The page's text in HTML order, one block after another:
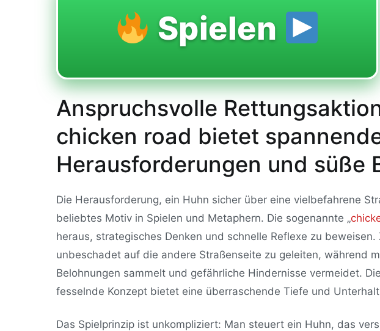
Spielen
Anspruchsvolle
chicken road bietet
Herausforderungen und süße
Die Herausforderung, ein Huhn sicher über eine vielbefahrene
beliebtes Motiv in Spielen und Metaphern. Die sogenannte „
heraus, strategisches Denken und schnelle Reflexe zu
unbeschadet auf die andere Straßenseite zu geleiten, während
Belohnungen sammelt und gefährliche Hindernisse vermeidet.
fesselnde Konzept bietet eine überraschende Tiefe und
Das Spielprinzip ist unkompliziert: Man steuert ein Huhn, das